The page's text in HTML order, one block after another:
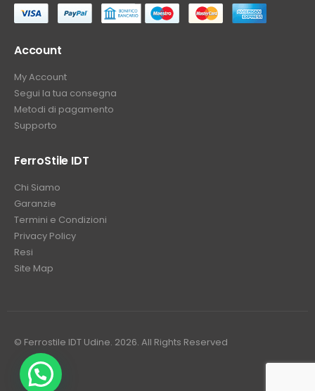
Account
My Account
Segui la tua consegna
Metodi di pagamento
Supporto
FerroStile IDT
Chi Siamo
Garanzie
Termini e Condizioni
Privacy Policy
Resi
Site Map
© Ferrostile IDT Udine. 2026. All Rights Reserved